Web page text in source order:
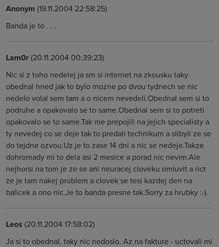
Anonym (19.11.2004 22:58:25)
Banda je to . . .
Lam0r(20.11.2004 00:39:23)
Nic si z toho nedelej ja sm si internet na zkousku taky
obednal hned jak to bylo mozne po dvou tydnech se nic
nedelo volal sem tam a o nicem nevedeli.Obednal sem si to
podruhe a opakovalo se to same.Obednal sem si to potreti
opakovalo se to same.Tak me prepojili na jejich specialisty a
ty nevedej co se deje tak to predali technikum a slibyli ze se
do tejdne ozvou.Uz je to zase 14 dni a nic se nedeje.Takze
dohromady mi to dela asi 2 mesice a porad nic nevim.Ale
nejhorsi na tom je ze se ani neuracej cloveku omluvit a rict
ze je tam nakej problem a clovek se tesi kazdej den na
balicek a ono nic.Je to banda presne tak.Sorry za hrubky :-).
Leos (20.11.2004 17:58:02)
Ja si to obednal, taky nic nedoslo. Az na fakture - uctovali mi